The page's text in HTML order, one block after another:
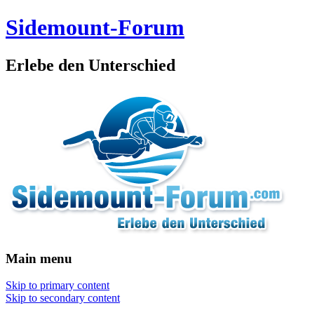
Sidemount-Forum
Erlebe den Unterschied
Main menu
Skip to primary content
Skip to secondary content